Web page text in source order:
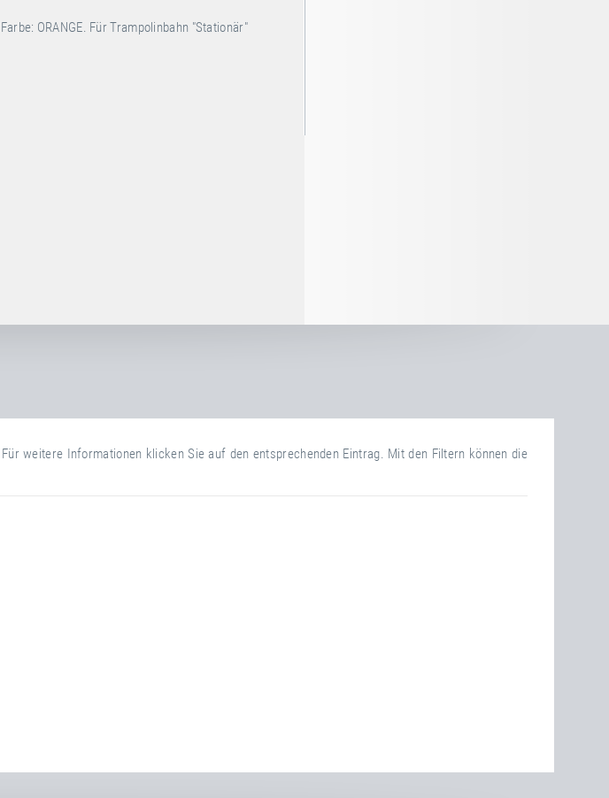
ORANGE. Für Trampolinbahn "Stationär"
weitere Informationen klicken Sie auf den entsprechenden Eintrag. Mit den Filtern können die